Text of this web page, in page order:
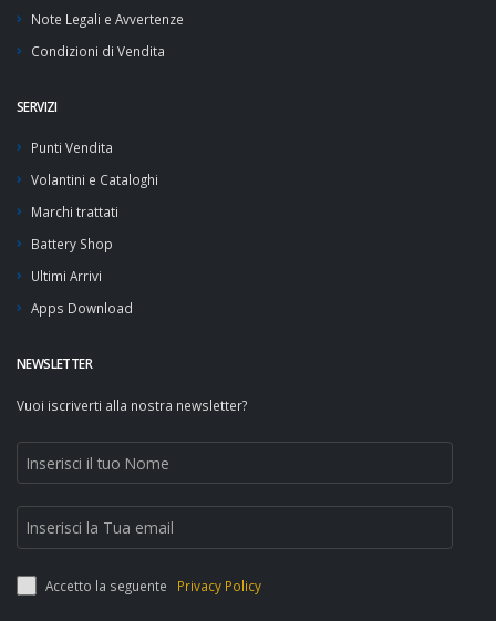
Note Legali e Avvertenze
Condizioni di Vendita
SERVIZI
Punti Vendita
Volantini e Cataloghi
Marchi trattati
Battery Shop
Ultimi Arrivi
Apps Download
NEWSLETTER
Vuoi iscriverti alla nostra newsletter?
Accetto la seguente Privacy Policy